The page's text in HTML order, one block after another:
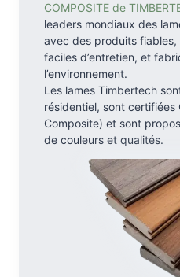
n
d
m
a
r
k
,
a
s
l
e
g
COMPOSITE de
leaders mondiaux des
avec des produits fiables,
faciles d’entretien, et
l’environnement.
Les lames Timbertech
résidentiel, sont certifiées
Composite) et sont
de couleurs et qualités.